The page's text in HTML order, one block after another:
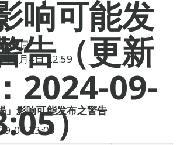
响可能发
告（更新
2024-09-
）
象局
9月4日 22:59
」影响可能发布之警告
04 23:05